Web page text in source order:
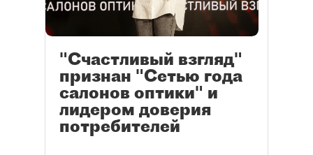
"Счастливый взгляд"
признан "Сетью года
салонов оптики" и
лидером доверия
потребителей